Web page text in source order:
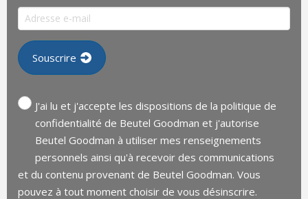
J'ai lu et j'accepte les dispositions de la politique de
confidentialité de Beutel Goodman et j'autorise
Beutel Goodman à utiliser mes renseignements
personnels ainsi qu'à recevoir des communications
et du contenu provenant de Beutel Goodman. Vous
pouvez à tout moment choisir de vous désinscrire.